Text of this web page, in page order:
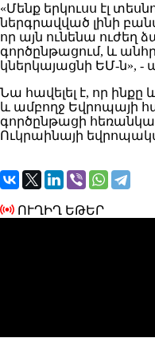
«Մենք երկուսս էլ
ներգրավված լինի
որ այն ունենա ուժեղ
գործընթացում, և
կներկայացնի ԵՄ-ն», -
Նա հավելել է, որ
և ամբողջ Եվրոպայի
գործընթացի
Ուկրաինայի
ՈՒՂԻՂ ԵԹԵՐ